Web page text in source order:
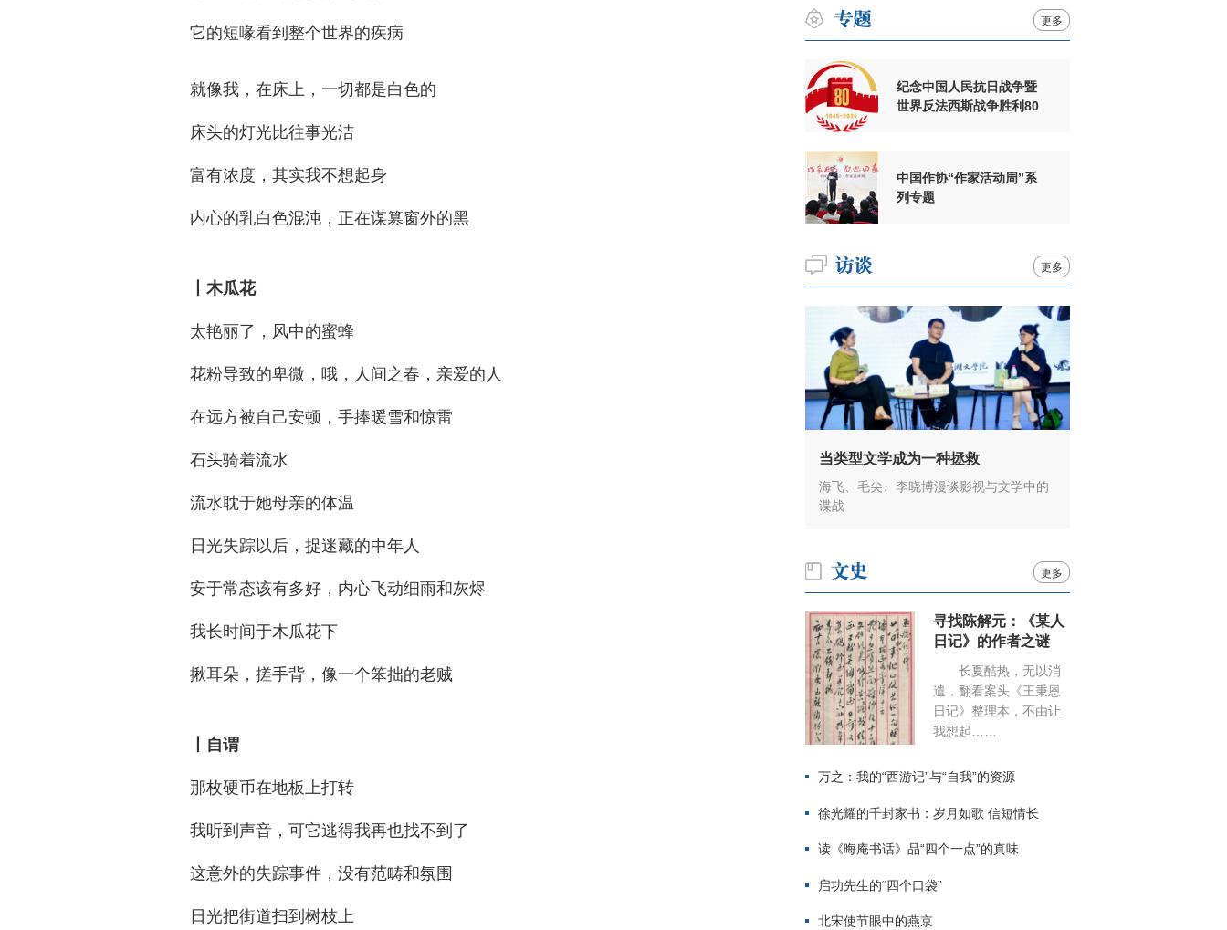
它的短喙看到整个世界的疾病
就像我，在床上，一切都是白色的
床头的灯光比往事光洁
富有浓度，其实我不想起身
内心的乳白色混沌，正在谋篡窗外的黑
丨木瓜花
太艳丽了，风中的蜜蜂
花粉导致的卑微，哦，人间之春，亲爱的人
在远方被自己安顿，手捧暖雪和惊雷
石头骑着流水
流水耽于她母亲的体温
日光失踪以后，捉迷藏的中年人
安于常态该有多好，内心飞动细雨和灰烬
我长时间于木瓜花下
揪耳朵，搓手背，像一个笨拙的老贼
丨自谓
那枚硬币在地板上打转
我听到声音，可它逃得我再也找不到了
这意外的失踪事件，没有范畴和氛围
日光把街道扫到树枝上
更多
纪念中国人民抗日战争暨
世界反法西斯战争胜利80
中国作协“作家活动周”系
列专题
更多
当类型文学成为一种拯救
海飞、毛尖、李晓博漫谈影视与文学中的
谍战
更多
寻找陈解元：《某人
日记》的作者之谜
长夏酷热，无以消
遣，翻看案头《王秉恩
日记》整理本，不由让
我想起……
万之：我的“西游记”与“自我”的资源
徐光耀的千封家书：岁月如歌 信短情长
读《晦庵书话》品“四个一点”的真味
启功先生的“四个口袋”
北宋使节眼中的燕京